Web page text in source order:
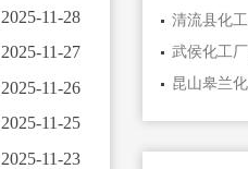
2025-11-28
2025-11-27
2025-11-26
2025-11-25
2025-11-23